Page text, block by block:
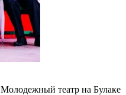
Молодежный театр на Булаке